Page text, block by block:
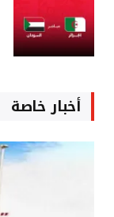
أخبار خاصة